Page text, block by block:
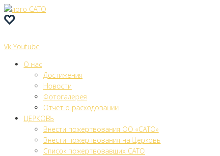
Перейти
к
Vk Youtube
О нас
Достижения
Новости
Фотогалерея
Отчет о расходовании
ЦЕРКОВЬ
Внести пожертвования ОО «САТО»
Внести пожертвования на Церковь
Список пожертвовавших САТО